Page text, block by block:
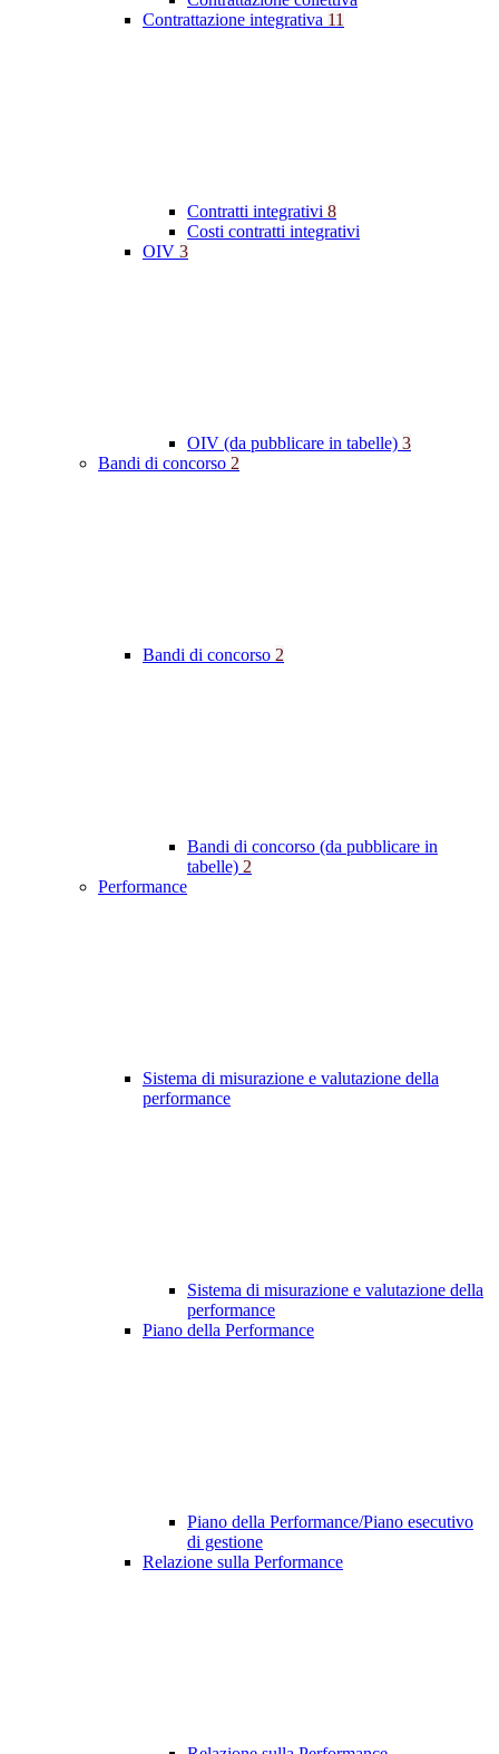
Contrattazione integrativa 11
Contratti integrativi 8
Costi contratti integrativi
OIV 3
OIV (da pubblicare in tabelle) 3
Bandi di concorso 2
Bandi di concorso 2
Bandi di concorso (da pubblicare in
tabelle) 2
Performance
Sistema di misurazione e valutazione della
performance
Sistema di misurazione e valutazione della
performance
Piano della Performance
Piano della Performance/Piano esecutivo
di gestione
Relazione sulla Performance